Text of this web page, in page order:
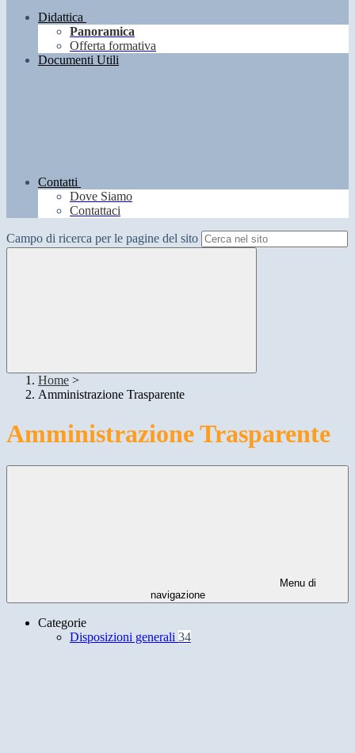
Didattica
Panoramica
Offerta formativa
Documenti Utili
Contatti
Dove Siamo
Contattaci
Campo di ricerca per le pagine del sito
Home >
Amministrazione Trasparente
Amministrazione Trasparente
Menu di
navigazione
Categorie
Disposizioni generali 34